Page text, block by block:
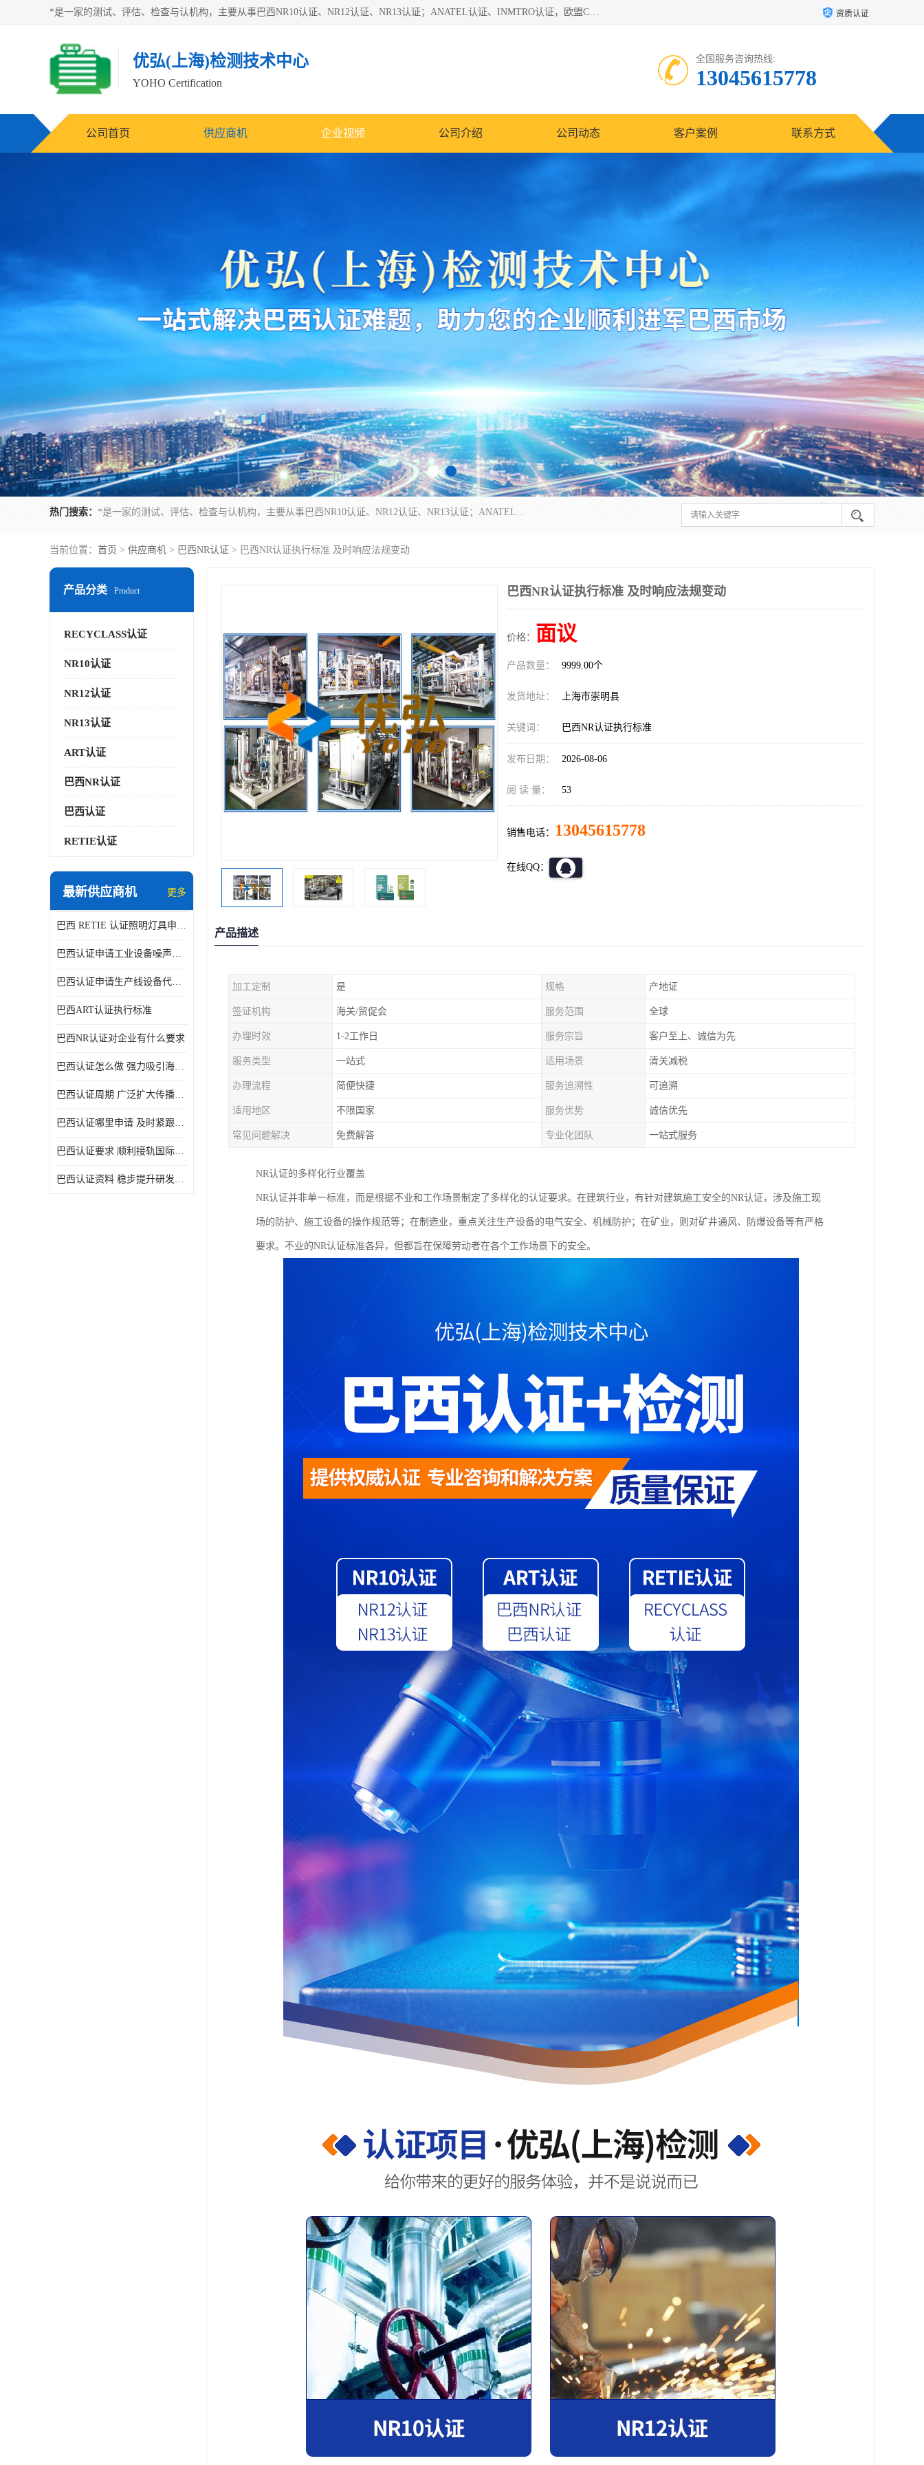
*是一家的测试、评估、检查与认机构，主要从事巴西NR10认证、NR12认证、NR13认证；ANATEL认证、INMTRO认证，欧盟CE认证：MD认证，PED认证，MID认证，ATEX认证，德国蓝色天使认证。 资质认证
优弘(上海)检测技术中心
YOHO Certification
全国服务咨询热线:
13045615778
公司首页 供应商机 企业视频 公司介绍 公司动态 客户案例 联系方式
热门搜索： *是一家的测试、评估、检查与认机构，主要从事巴西NR10认证、NR12认证、NR13认证；ANATEL认证、INMTRO认证，欧盟CE认证：MD认证，PED认证，MID认证，ATEX认证，德国蓝色天使认证。
当前位置： 首页 > 供应商机 > 巴西NR认证 > 巴西NR认证执行标准 及时响应法规变动
产品分类 Product
RECYCLASS认证
NR10认证
NR12认证
NR13认证
ART认证
巴西NR认证
巴西认证
RETIE认证
最新供应商机 更多
巴西 RETIE 认证照明灯具申请 RETIE 认证
巴西认证申请工业设备噪声控制认证规范
巴西认证申请生产线设备代理机构选择
巴西ART认证执行标准
巴西NR认证对企业有什么要求
巴西认证怎么做 强力吸引海外投资
巴西认证周期 广泛扩大传播范围
巴西认证哪里申请 及时紧跟法规变化
巴西认证要求 顺利接轨国际规范
巴西认证资料 稳步提升研发能力
巴西NR认证执行标准 及时响应法规变动
价格： 面议
产品数量： 9999.00个
发货地址： 上海市崇明县
关键词： 巴西NR认证执行标准
发布日期： 2026-08-06
阅 读 量： 53
销售电话： 13045615778
在线QQ：
产品描述
加工定制 是 规格 产地证
签证机构 海关/贸促会 服务范围 全球
办理时效 1-2工作日 服务宗旨 客户至上、诚信为先
服务类型 一站式 适用场景 清关减税
办理流程 简便快捷 服务追溯性 可追溯
适用地区 不限国家 服务优势 诚信优先
常见问题解决 免费解答 专业化团队 一站式服务
NR认证的多样化行业覆盖
NR认证并非单一标准，而是根据不业和工作场景制定了多样化的认证要求。在建筑行业，有针对建筑施工安全的NR认证，涉及施工现
场的防护、施工设备的操作规范等；在制造业，重点关注生产设备的电气安全、机械防护；在矿业，则对矿井通风、防爆设备等有严格
要求。不业的NR认证标准各异，但都旨在保障劳动者在各个工作场景下的安全。